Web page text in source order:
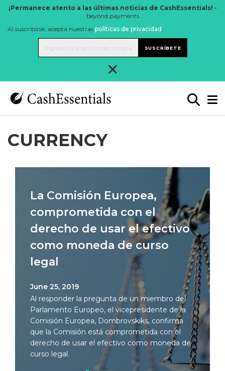
¡Permanece atento a las últimas noticias de CashEssentials! -
beyond payments
Al suscribirse, acepta nuestras políticas de privacidad .
SUSCRÍBETE
×
CURRENCY
La Comisión Europea,
comprometida con el
derecho de usar el efectivo
como moneda de curso
legal
June 25, 2019
Al responder la pregunta de un miembro del
Parlamento Europeo, el vicepresidente de la
Comisión Europea, Dombrovskiks, confirma
que la Comisión está comprometida con el
derecho de usar el efectivo como moneda de
curso legal.